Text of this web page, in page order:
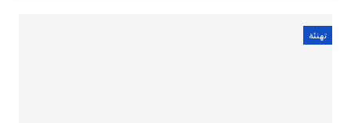
تهنئة